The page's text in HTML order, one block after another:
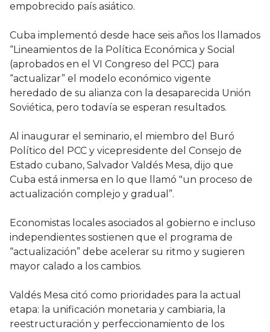
empobrecido país asiático.
Cuba implementó desde hace seis años los llamados
“Lineamientos de la Política Económica y Social
(aprobados en el VI Congreso del PCC) para
“actualizar” el modelo económico vigente
heredado de su alianza con la desaparecida Unión
Soviética, pero todavía se esperan resultados.
Al inaugurar el seminario, el miembro del Buró
Político del PCC y vicepresidente del Consejo de
Estado cubano, Salvador Valdés Mesa, dijo que
Cuba está inmersa en lo que llamó "un proceso de
actualización complejo y gradual”.
Economistas locales asociados al gobierno e incluso
independientes sostienen que el programa de
“actualización” debe acelerar su ritmo y sugieren
mayor calado a los cambios.
Valdés Mesa citó como prioridades para la actual
etapa: la unificación monetaria y cambiaria, la
reestructuración y perfeccionamiento de los